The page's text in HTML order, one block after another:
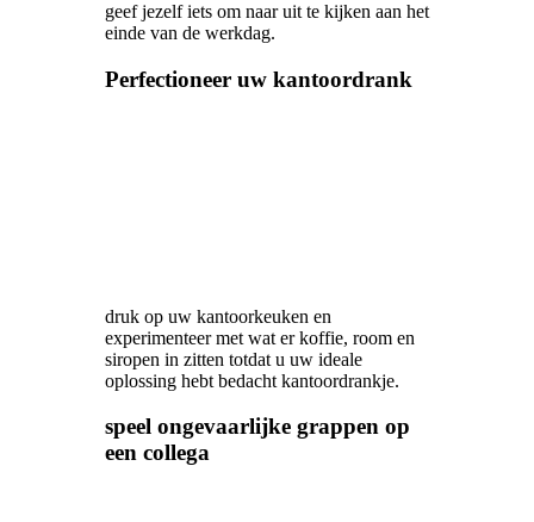
geef jezelf iets om naar uit te kijken aan het
einde van de werkdag.
Perfectioneer uw kantoordrank
druk op uw kantoorkeuken en
experimenteer met wat er koffie, room en
siropen in zitten totdat u uw ideale
oplossing hebt bedacht kantoordrankje.
speel ongevaarlijke grappen op
een collega